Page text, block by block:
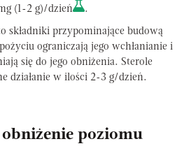
(1-2 g)/dzień
.
składniki przypominające budową
ograniczają jego wchłanianie i
się do jego obniżenia. Sterole
działanie w ilości 2-3 g/dzień.
poziomu